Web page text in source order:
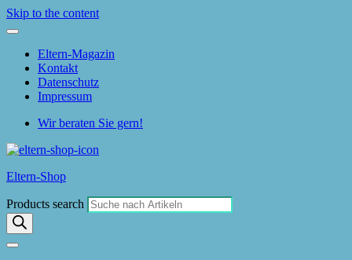
Skip to the content
Eltern-Magazin
Kontakt
Datenschutz
Impressum
Wir beraten Sie gern!
Eltern-Shop
Products search